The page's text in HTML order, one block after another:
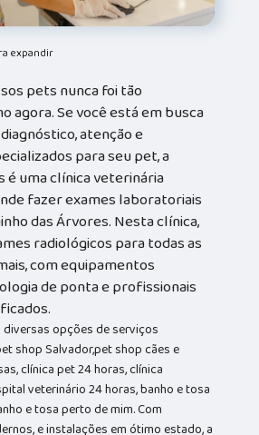
expandir
pets nunca foi tão
agora. Se você está em busca
atenção e
para seu pet, a
é uma clínica veterinária
fazer exames laboratoriais
das Árvores. Nesta clínica,
radiológicos para todas as
com equipamentos
de ponta e profissionais
opções de serviços
shop Salvador,pet shop cães e
clínica pet 24 horas, clínica
veterinário 24 horas, banho e tosa
e tosa perto de mim. Com
e instalações em ótimo estado, a